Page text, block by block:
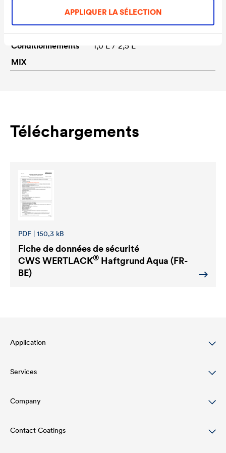
APPLIQUER LA SÉLECTION
Conditionnements
Ready
1,0 L / 2,5 L
Conditionnements
MIX
1,0 L / 2,5 L
Téléchargements
PDF | 150,3 kB
Fiche de données de sécurité
CWS WERTLACK® Haftgrund Aqua (FR-
BE)
Application
Wood varnish
Agriculture
Automotive
Services
Téléchargements
References
Company
Structure de l'entreprise
Contact Coatings